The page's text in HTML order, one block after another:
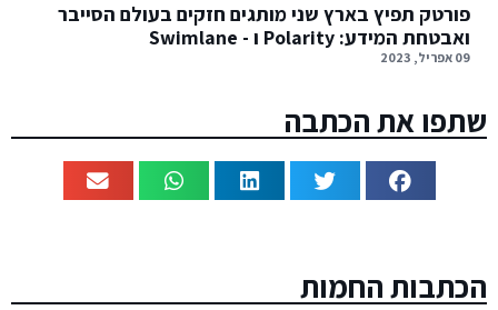
פורטק תפיץ בארץ שני מותגים חזקים בעולם הסייבר
ואבטחת המידע: Polarity ו - Swimlane ‏
09 אפריל, 2023
שתפו את הכתבה
הכתבות החמות